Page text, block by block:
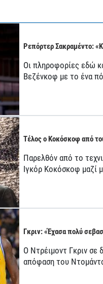
Ρεπόρτερ Σακραμέντο:
Οι πληροφορίες εδώ
Βεζένκοφ με το ένα
Τέλος ο Κοκόσκοφ από
Παρελθόν από το
Ιγκόρ Κοκόσκοφ μαζί
Γκριν: «Έχασα πολύ
Ο Ντρέιμοντ Γκριν σε
απόφαση του